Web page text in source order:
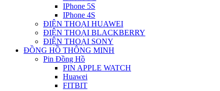
IPhone 5S
IPhone 4S
ĐIỆN THOẠI HUAWEI
ĐIỆN THOẠI BLACKBERRY
ĐIỆN THOẠI SONY
ĐỒNG HỒ THÔNG MINH
Pin Đồng Hồ
PIN APPLE WATCH
Huawei
FITBIT